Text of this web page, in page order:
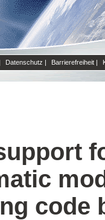
Datenschutz | Barrierefreiheit |
code